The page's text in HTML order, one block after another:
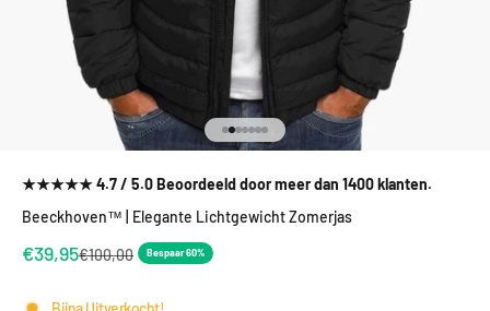
Naar artikel 1
Naar artikel 2
Naar artikel 3
Naar artikel 4
Naar artikel 5
Naar artikel 6
Naar artikel 7
★★★★★ 4.7 / 5.0 Beoordeeld door meer dan 1400 klanten.
Beeckhoven™ | Elegante Lichtgewicht Zomerjas
Aanbiedingsprijs
€39,95Normale prijs
€100,00 Bespaar 60%